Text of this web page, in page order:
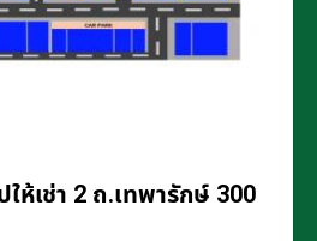
ให้เช่า 2 ถ.เทพารักษ์ 300